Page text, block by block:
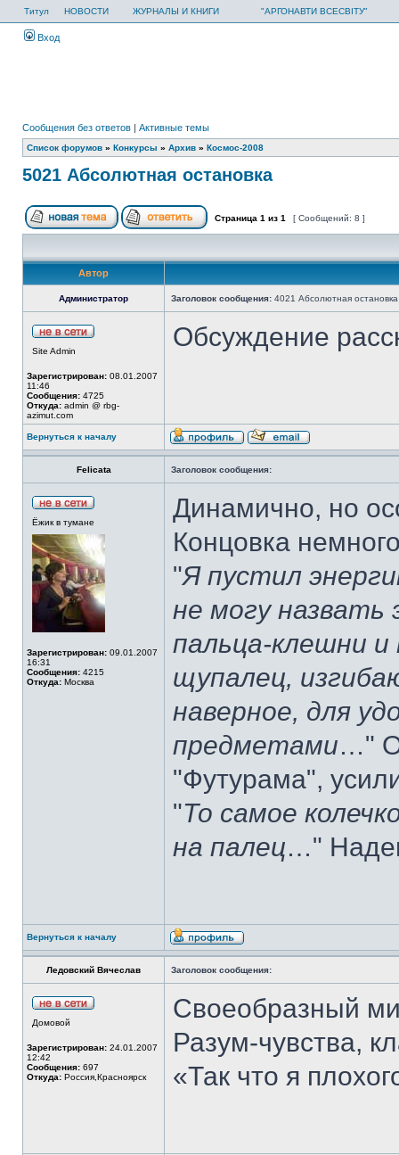
Титул НОВОСТИ ЖУРНАЛЫ И КНИГИ "АРГОНАВТИ ВСЕСВІТУ"
Вход
Сообщения без ответов | Активные темы
Список форумов » Конкурсы » Архив » Космос-2008
5021 Абсолютная остановка
Страница 1 из 1 [ Сообщений: 8 ]
Автор
Администратор Заголовок сообщения: 4021 Абсолютная остановка
Site Admin
Зарегистрирован: 08.01.2007
11:46
Сообщения: 4725
Откуда: admin @ rbg-
azimut.com
Обсуждение
Вернуться к началу
Felicata Заголовок сообщения:
Ёжик в тумане
Зарегистрирован: 09.01.2007
16:31
Сообщения: 4215
Откуда: Москва
Динамично, но
Концовка
"Я пустил
не могу назвать
пальца-клешни
щупалец,
наверное, для
предметами…"
"Футурама",
"То самое
на палец…"
Вернуться к началу
Ледовский Вячеслав Заголовок сообщения:
Домовой
Зарегистрирован: 24.01.2007
12:42
Сообщения: 697
Откуда: Россия,Красноярск
Своеобразный
Разум-чувства,
«Так что я